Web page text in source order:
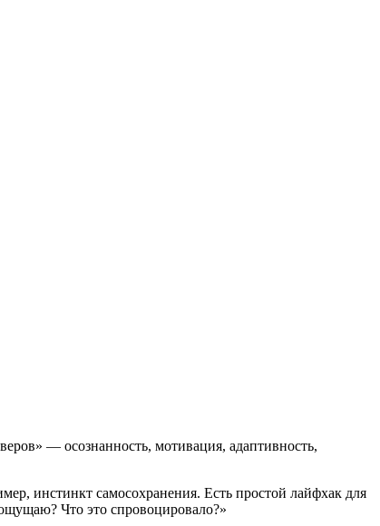
— осознанность, мотива­ция, адаптивность,
инстинкт самосохра­нения. Есть простой лайфхак для
Что это спровоцировало?»